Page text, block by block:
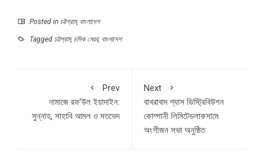
Posted in চট্টগ্রাম, বাংলাদেশ
Tagged চট্টগ্রাম, চসিক মেয়র, বাংলাদেশ
Prev
নামাজে রফ’উল ইয়াদাইন:
সুন্নাহ, সাহাবি আমল ও মতভেদ
Next
বাখরাবাদ গ্যাস ডিস্ট্রিবিউশন
কোম্পানী লিমিটেডলাকসামে
অংশীজন সভা অনুষ্ঠিত